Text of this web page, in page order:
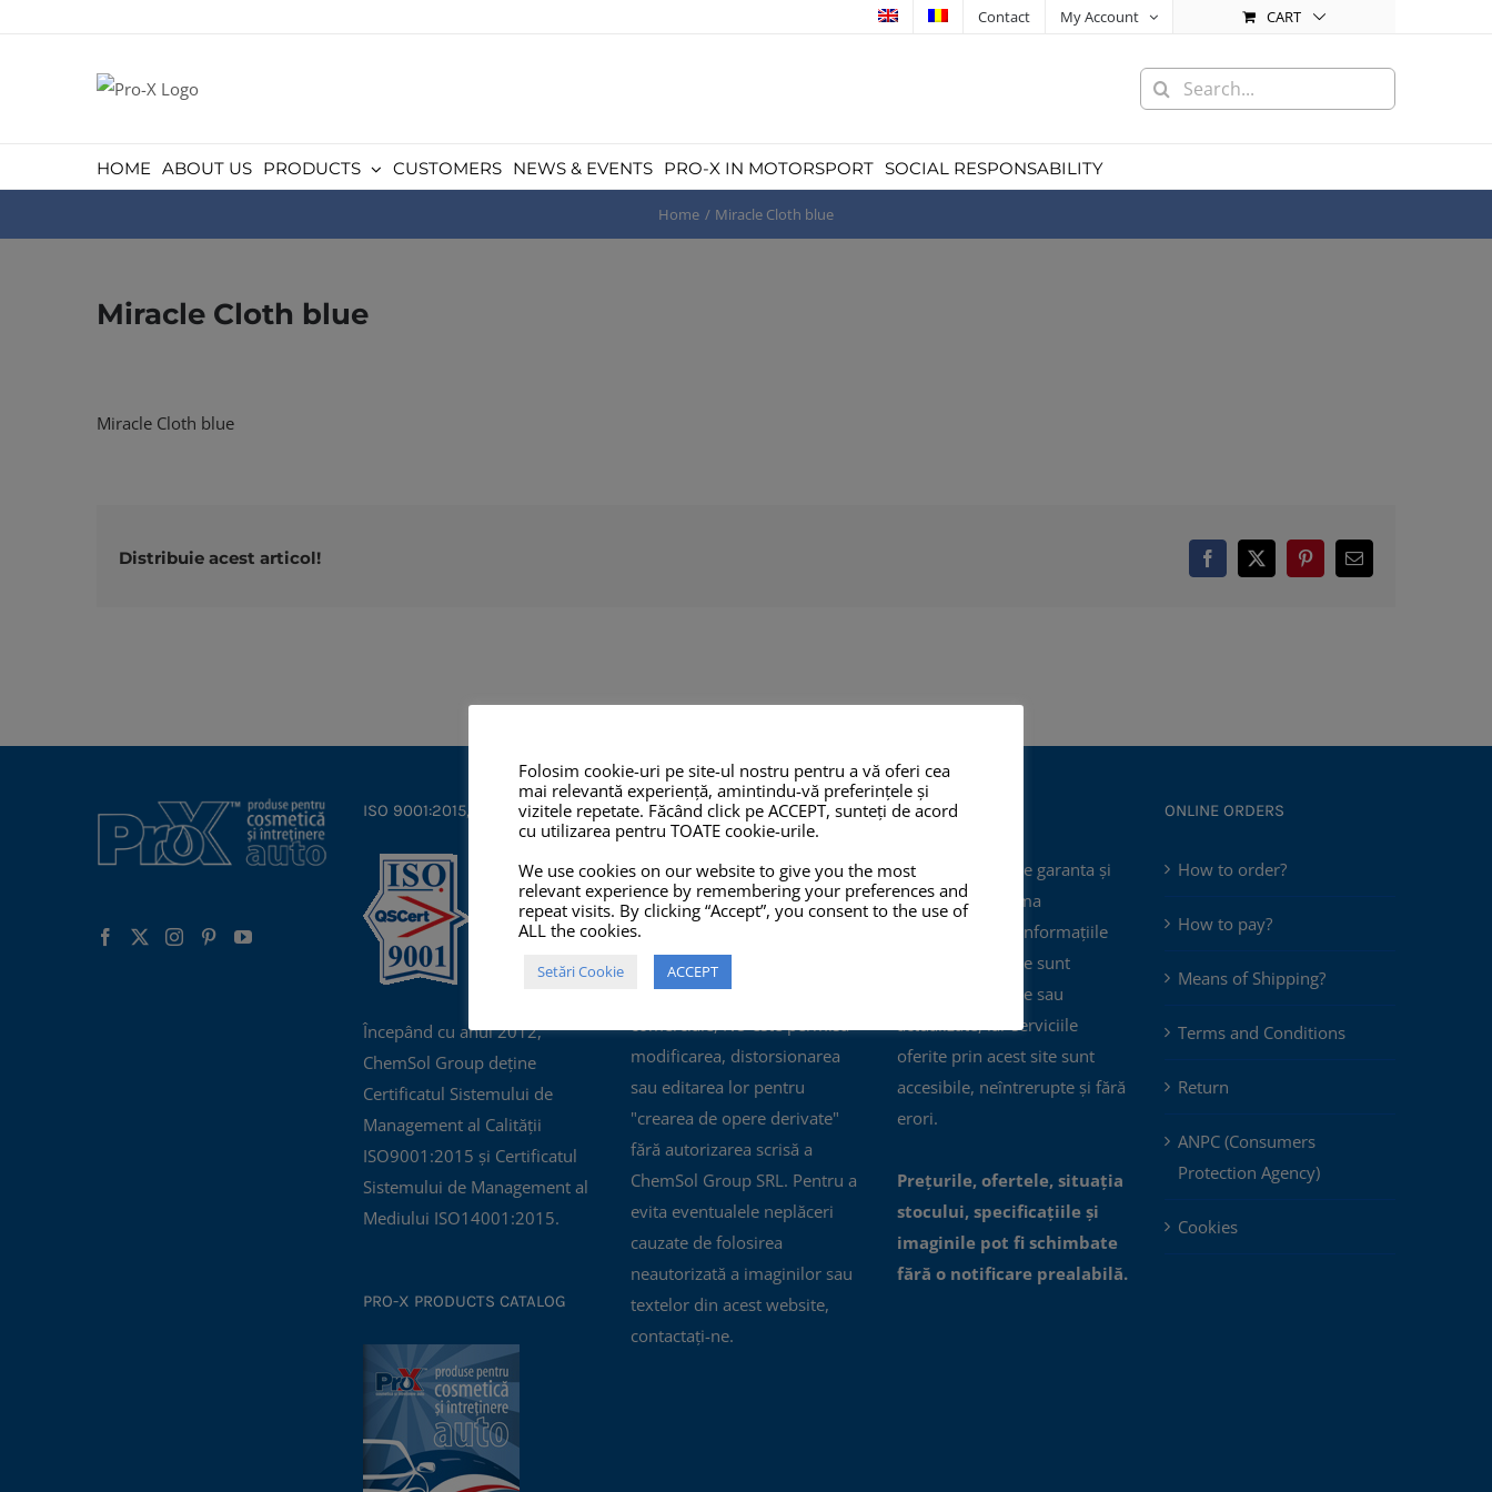
Contact My Account CART
Search
for:
HOME ABOUT US PRODUCTS CUSTOMERS NEWS & EVENTS PRO-X IN MOTORSPORT SOCIAL RESPONSABILITY
Home Miracle Cloth blue
Miracle Cloth blue
Miracle Cloth blue
Distribuie acest articol! Facebook
X PinterestEmail
ISO 9001:2015, ISO 14001:2015
Începând cu anul 2012,
ChemSol Group deține
Certificatul Sistemului de
Management al Calității
ISO9001:2015 și Certificatul
Sistemului de Management al
Mediului ISO14001:2015.
PRO-X PRODUCTS CATALOG
COPYRIGHT
TOATE imaginile și textele din
acest site sunt proprietate
privată și NU este permisă
copierea, multiplicarea sau
folosirea în scopuri
comerciale, NU este permisă
modificarea, distorsionarea
sau editarea lor pentru
"crearea de opere derivate"
fără autorizarea scrisă a
ChemSol Group SRL. Pentru a
evita eventualele neplăceri
cauzate de folosirea
neautorizată a imaginilor sau
textelor din acest website,
contactați-ne.
INFO
Pro-X.ro nu poate garanta și
nu își poate asuma
răspunderea că informațiile
prezentate pe site sunt
corecte, complete sau
actualizate, iar serviciile
oferite prin acest site sunt
accesibile, neîntrerupte și fără
erori.
Prețurile, ofertele, situația
stocului, specificațiile și
imaginile pot fi schimbate
fără o notificare prealabilă.
ONLINE ORDERS
How to order?
How to pay?
Means of Shipping?
Terms and Conditions
Return
ANPC (Consumers
Protection Agency)
Cookies
Folosim cookie-uri pe site-ul nostru pentru a vă oferi cea
mai relevantă experiență, amintindu-vă preferințele și
vizitele repetate. Făcând click pe ACCEPT, sunteți de acord
cu utilizarea pentru TOATE cookie-urile.
We use cookies on our website to give you the most
relevant experience by remembering your preferences and
repeat visits. By clicking “Accept”, you consent to the use of
ALL the cookies.
Setări Cookie ACCEPT